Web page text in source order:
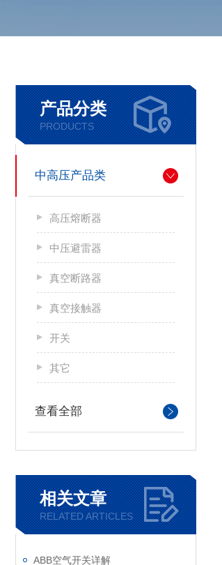
产品分类
PRODUCTS
中高压产品类
高压熔断器
中压避雷器
真空断路器
真空接触器
开关
其它
查看全部
相关文章
RELATED ARTICLES
ABB空气开关详解